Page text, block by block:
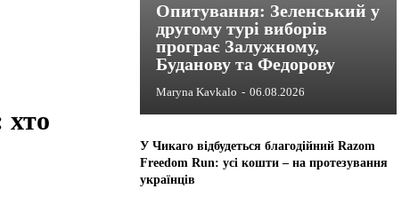
хто
Опитування: Зеленський у
другому турі виборів
програє Залужному,
Буданову та Федорову
Maryna Kavkalo - 06.08.2026
У Чикаго відбудеться благодійний Razom
Freedom Run: усі кошти – на протезування
українців